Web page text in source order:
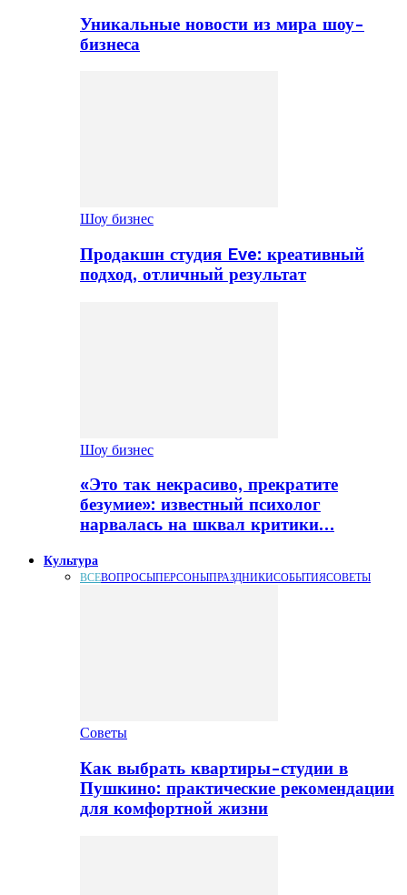
Уникальные новости из мира шоу-
бизнеса
Шоу бизнес
Продакшн студия Eve: креативный
подход, отличный результат
Шоу бизнес
«Это так некрасиво, прекратите
безумие»: известный психолог
нарвалась на шквал критики…
Культура
ВСЕВОПРОСЫПЕРСОНЫПРАЗДНИКИСОБЫТИЯСОВЕТЫ
Советы
Как выбрать квартиры-студии в
Пушкино: практические рекомендации
для комфортной жизни